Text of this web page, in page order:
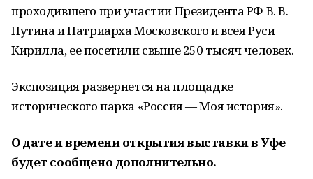
проходившего при участии Президента РФ В. В.
Путина и Патриарха Московского и всея Руси
Кирилла, ее посетили свыше 250 тысяч человек.
Экспозиция развернется на площадке
исторического парка «Россия — Моя история».
О дате и времени открытия выставки в Уфе
будет сообщено дополнительно.